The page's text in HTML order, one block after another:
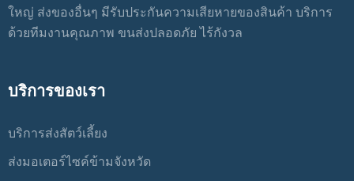
ใหญ่ ส่งของอื่นๆ มีรับประกันความเสียหายของสินค้า บริการ
ด้วยทีมงานคุณภาพ ขนส่งปลอดภัย ไร้กังวล
บริการของเรา
บริการส่งสัตว์เลี้ยง
ส่งมอเตอร์ไซค์ข้ามจังหวัด